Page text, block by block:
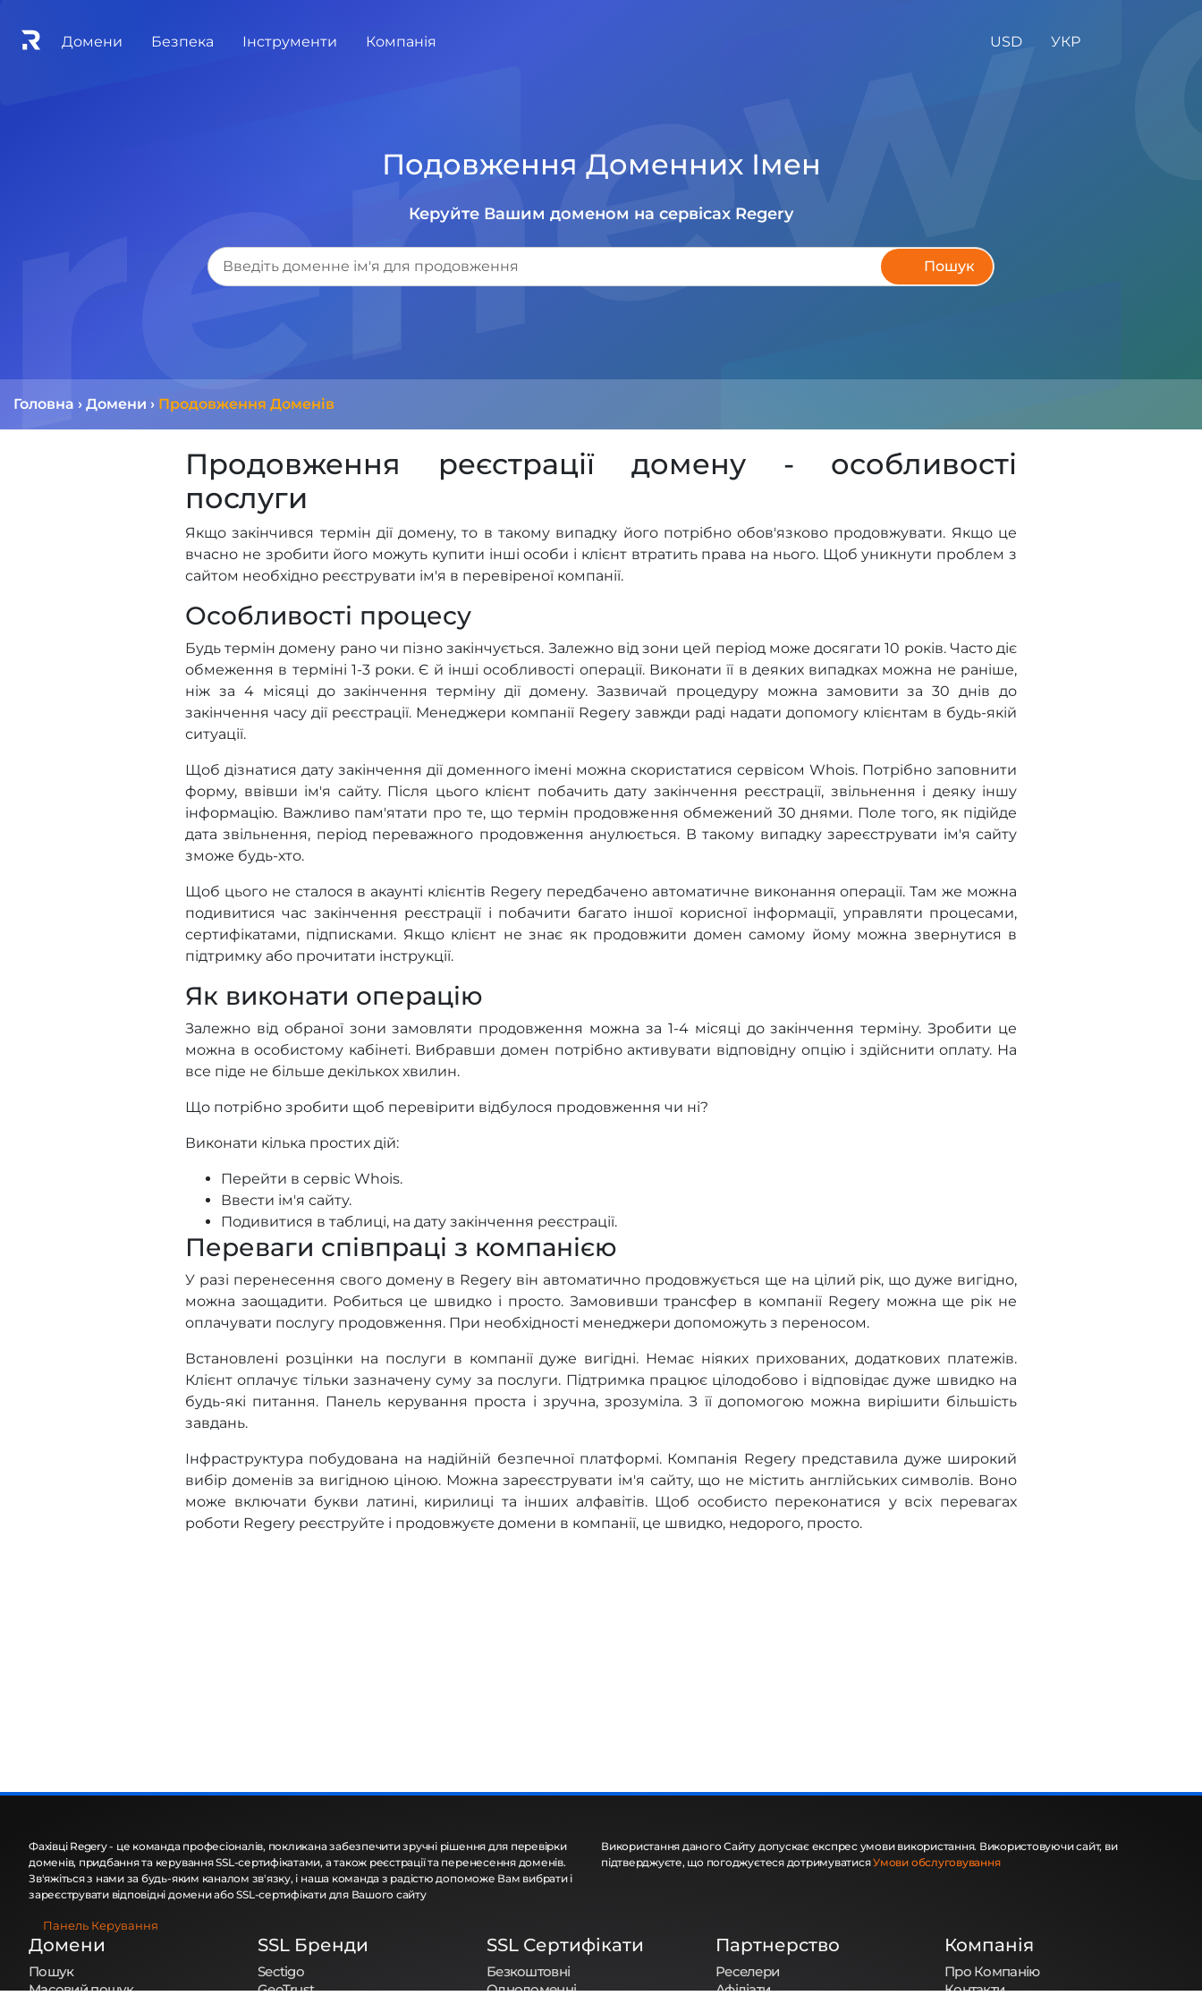
Домени Безпека Інструменти Компанія USD УКР
Подовження Доменних Імен
Керуйте Вашим доменом на сервісах Regery
Пошук
Головна › Домени › Продовження Доменів
Продовження реєстрації домену - особливості
послуги
Якщо закінчився термін дії домену, то в такому випадку його потрібно обов'язково продовжувати. Якщо це
вчасно не зробити його можуть купити інші особи і клієнт втратить права на нього. Щоб уникнути проблем з
сайтом необхідно реєструвати ім'я в перевіреної компанії.
Особливості процесу
Будь термін домену рано чи пізно закінчується. Залежно від зони цей період може досягати 10 років. Часто діє
обмеження в терміні 1-3 роки. Є й інші особливості операції. Виконати її в деяких випадках можна не раніше,
ніж за 4 місяці до закінчення терміну дії домену. Зазвичай процедуру можна замовити за 30 днів до
закінчення часу дії реєстрації. Менеджери компанії Regery завжди раді надати допомогу клієнтам в будь-якій
ситуації.
Щоб дізнатися дату закінчення дії доменного імені можна скористатися сервісом Whois. Потрібно заповнити
форму, ввівши ім'я сайту. Після цього клієнт побачить дату закінчення реєстрації, звільнення і деяку іншу
інформацію. Важливо пам'ятати про те, що термін продовження обмежений 30 днями. Поле того, як підійде
дата звільнення, період переважного продовження анулюється. В такому випадку зареєструвати ім'я сайту
зможе будь-хто.
Щоб цього не сталося в акаунті клієнтів Regery передбачено автоматичне виконання операції. Там же можна
подивитися час закінчення реєстрації і побачити багато іншої корисної інформації, управляти процесами,
сертифікатами, підписками. Якщо клієнт не знає як продовжити домен самому йому можна звернутися в
підтримку або прочитати інструкції.
Як виконати операцію
Залежно від обраної зони замовляти продовження можна за 1-4 місяці до закінчення терміну. Зробити це
можна в особистому кабінеті. Вибравши домен потрібно активувати відповідну опцію і здійснити оплату. На
все піде не більше декількох хвилин.
Що потрібно зробити щоб перевірити відбулося продовження чи ні?
Виконати кілька простих дій:
Перейти в сервіс Whois.
Ввести ім'я сайту.
Подивитися в таблиці, на дату закінчення реєстрації.
Переваги співпраці з компанією
У разі перенесення свого домену в Regery він автоматично продовжується ще на цілий рік, що дуже вигідно,
можна заощадити. Робиться це швидко і просто. Замовивши трансфер в компанії Regery можна ще рік не
оплачувати послугу продовження. При необхідності менеджери допоможуть з переносом.
Встановлені розцінки на послуги в компанії дуже вигідні. Немає ніяких прихованих, додаткових платежів.
Клієнт оплачує тільки зазначену суму за послуги. Підтримка працює цілодобово і відповідає дуже швидко на
будь-які питання. Панель керування проста і зручна, зрозуміла. З її допомогою можна вирішити більшість
завдань.
Інфраструктура побудована на надійній безпечної платформі. Компанія Regery представила дуже широкий
вибір доменів за вигідною ціною. Можна зареєструвати ім'я сайту, що не містить англійських символів. Воно
може включати букви латині, кирилиці та інших алфавітів. Щоб особисто переконатися у всіх перевагах
роботи Regery реєструйте і продовжуєте домени в компанії, це швидко, недорого, просто.
Фахівці Regery - це команда професіоналів, покликана забезпечити зручні рішення для перевірки
доменів, придбання та керування SSL-сертифікатами, а також реєстрації та перенесення доменів.
Зв'яжіться з нами за будь-яким каналом зв'язку, і наша команда з радістю допоможе Вам вибрати і
зареєструвати відповідні домени або SSL-сертифікати для Вашого сайту
Панель Керування
Використання даного Сайту допускає експрес умови використання. Використовуючи сайт, ви
підтверджуєте, що погоджуєтеся дотримуватисяУмови обслуговування
Домени
Пошук
Масовий пошук
SSL Бренди
Sectigo
GeoTrust
SSL Сертифікати
Безкоштовні
Однодоменні
Партнерство
Реселери
Афіліати
Компанія
Про Компанію
Контакти